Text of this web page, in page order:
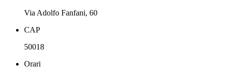
Via Adolfo Fanfani, 60
CAP
50018
Orari